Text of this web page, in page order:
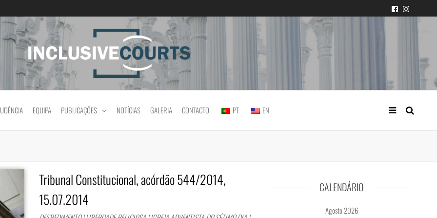
Igualdade e diferença cultural na prática judicial portuguesa
EQUIPA PUBLICAÇÕES NOTÍCIAS GALERIA CONTACTO PT EN
Tribunal Constitucional, acórdão 544/2014,
15.07.2014
CALENDÁRIO
Agosto 2026